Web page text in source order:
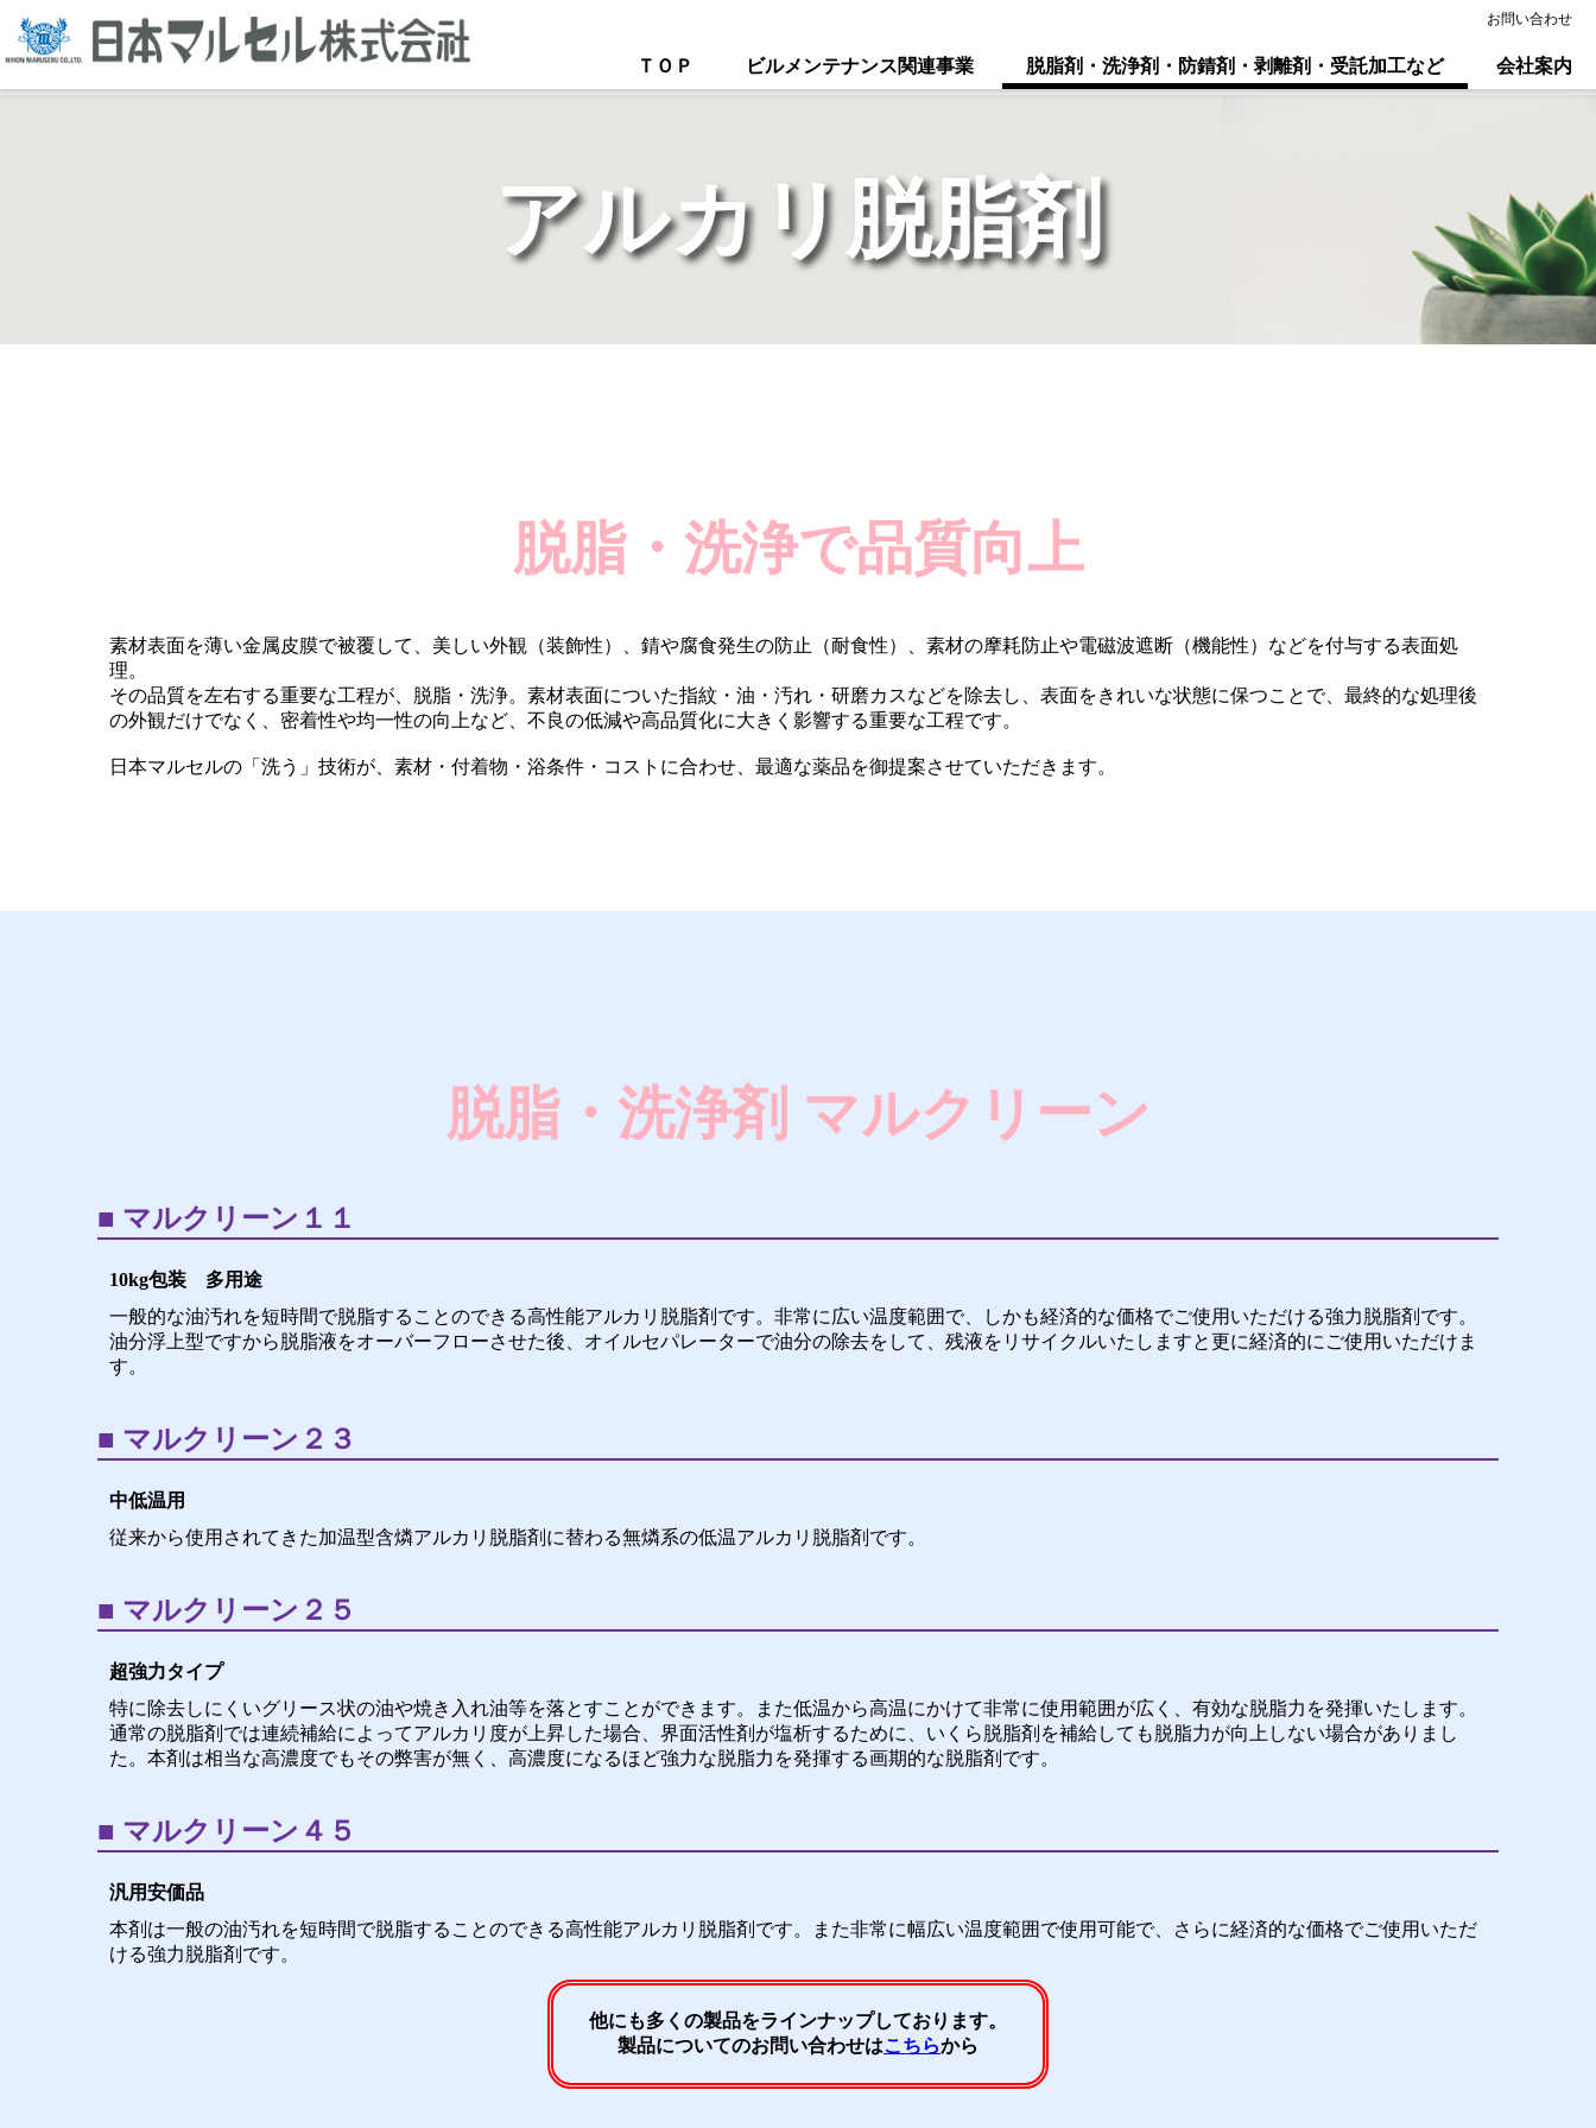
アルカリ脱脂剤
ＴＯＰ ビルメンテナンス関連事業 脱脂剤・洗浄剤 ・防錆剤・剥離剤 ・受託加工など 会社案内
お問い合わせ
脱脂・洗浄で品質向上
素材表面を薄い金属皮膜で被覆して、美しい外観（装飾性）、錆や腐食発生の防止（耐食性）、素材の摩耗防止や電磁波遮断（機能性）などを付与する表面処
理。
その品質を左右する重要な工程が、脱脂・洗浄。素材表面についた指紋・油・汚れ・研磨カスなどを除去し、表面をきれいな状態に保つことで、最終的な処理後
の外観だけでなく、密着性や均一性の向上など、不良の低減や高品質化に大きく影響する重要な工程です。
日本マルセルの「洗う」技術が、素材・付着物・浴条件・コストに合わせ、最適な薬品を御提案させていただきます。
脱脂・洗浄剤 マルクリーン
マルクリーン１１
10kg包装 多用途
一般的な油汚れを短時間で脱脂することのできる高性能アルカリ脱脂剤です。非常に広い温度範囲で、しかも経済的な価格でご使用いただける強力脱脂剤です。
油分浮上型ですから脱脂液をオーバーフローさせた後、オイルセパレーターで油分の除去をして、残液をリサイクルいたしますと更に経済的にご使用いただけま
す。
マルクリーン２３
中低温用
従来から使用されてきた加温型含燐アルカリ脱脂剤に替わる無燐系の低温アルカリ脱脂剤です。
マルクリーン２５
超強力タイプ
特に除去しにくいグリース状の油や焼き入れ油等を落とすことができます。また低温から高温にかけて非常に使用範囲が広く、有効な脱脂力を発揮いたします。
通常の脱脂剤では連続補給によってアルカリ度が上昇した場合、界面活性剤が塩析するために、いくら脱脂剤を補給しても脱脂力が向上しない場合がありまし
た。本剤は相当な高濃度でもその弊害が無く、高濃度になるほど強力な脱脂力を発揮する画期的な脱脂剤です。
マルクリーン４５
汎用安価品
本剤は一般の油汚れを短時間で脱脂することのできる高性能アルカリ脱脂剤です。また非常に幅広い温度範囲で使用可能で、さらに経済的な価格でご使用いただ
ける強力脱脂剤です。
他にも多くの製品をラインナップしております。
製品についてのお問い合わせはこちらから